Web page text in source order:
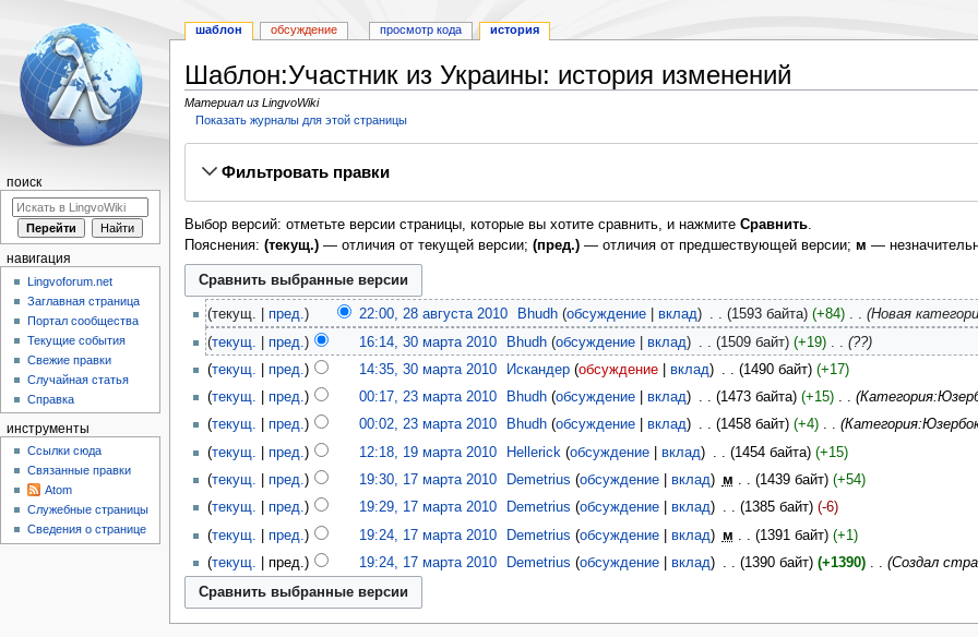
Шаблон:Участник из Украины: история изменений
Материал из LingvoWiki
Показать журналы для этой страницы
Фильтровать правки
Выбор версий: отметьте версии страницы, которые вы хотите сравнить, и нажмите Сравнить.
Пояснения: (текущ.)— отличия от текущей версии; (пред.)— отличия от предшествующей версии; м —
текущ. пред. 22:00, 28 августа 2010‎ Bhudh обсуждение вклад 1593 байта +84 ‎
Новая
текущ.
пред. 16:14, 30 марта 2010‎ Bhudh обсуждение вклад 1509 байт +19 ‎
??
текущ.
пред. 14:35, 30 марта 2010‎ Искандер обсуждение вклад 1490 байт
+17
текущ.
пред. 00:17, 23 марта 2010‎ Bhudh обсуждение вклад 1473 байта +15 ‎
текущ.
пред. 00:02, 23 марта 2010‎ Bhudh обсуждение вклад 1458 байт +4 ‎
текущ.
пред. 12:18, 19 марта 2010‎ Hellerick обсуждение вклад 1454 байта
+15
текущ.
пред. 19:30, 17 марта 2010‎ Demetrius обсуждение вклад м 1439 байт
+54
текущ.
пред. 19:29, 17 марта 2010‎ Demetrius обсуждение вклад 1385 байт
-6
текущ.
пред. 19:24, 17 марта 2010‎ Demetrius обсуждение вклад м 1391 байт
+1
текущ.
пред. 19:24, 17 марта 2010‎ Demetrius обсуждение вклад 1390 байт +1390 ‎ Создал
шаблон обсуждение просмотр кода история
поиск
навигация
Lingvoforum.net
Заглавная страница
Портал сообщества
Текущие события
Свежие правки
Случайная статья
Справка
инструменты
Ссылки сюда
Связанные правки
Atom
Служебные страницы
Сведения о странице